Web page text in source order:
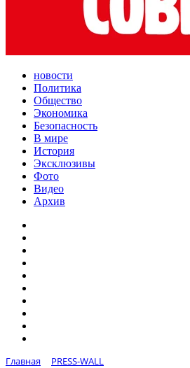
новости
Политика
Общество
Экономика
Безопасность
В мире
История
Эксклюзивы
Фото
Видео
Архив
Главная
PRESS-WALL